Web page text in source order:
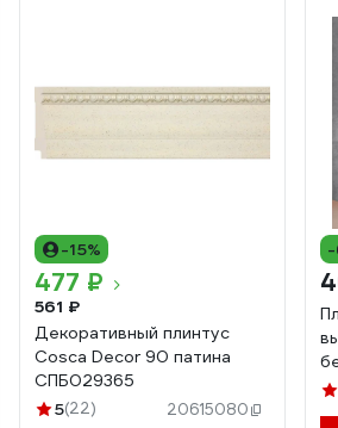
-15%
477 ₽
561 ₽
Декоративный плинтус
Cosca Decor 90 патина
СПБ029365
5(22) 20615080
-